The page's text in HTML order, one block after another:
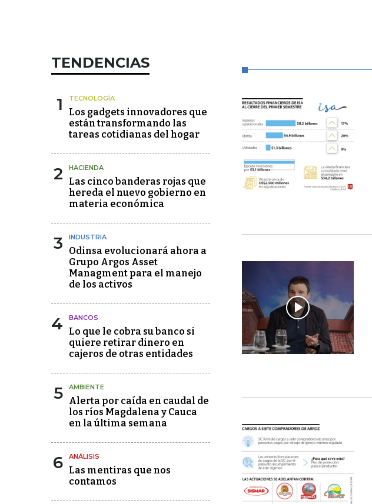
TENDENCIAS
1 TECNOLOGÍA
Los gadgets innovadores que
están transformando las
tareas cotidianas del hogar
2 HACIENDA
Las cinco banderas rojas que
hereda el nuevo gobierno en
materia económica
3 INDUSTRIA
Odinsa evolucionará ahora a
Grupo Argos Asset
Managment para el manejo
de los activos
4 BANCOS
Lo que le cobra su banco si
quiere retirar dinero en
cajeros de otras entidades
5 AMBIENTE
Alerta por caída en caudal de
los ríos Magdalena y Cauca
en la última semana
6 ANÁLISIS
Las mentiras que nos
contamos